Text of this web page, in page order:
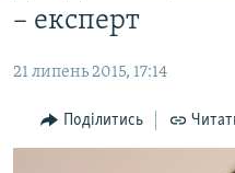
основної
Перейти
до
БЛОГИ
ПОГЛЯД
– експерт
21 липень 2015, 17:14
Поділитись